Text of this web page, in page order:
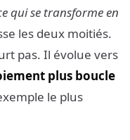
qui se transforme en
les deux moitiés.
pas. Il évolue vers
plus boucle
le plus